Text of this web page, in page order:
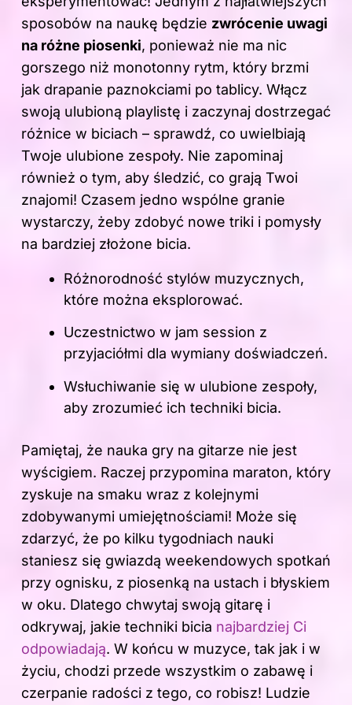
sposobów na naukę będzie zwrócenie uwagi
na różne piosenki, ponieważ nie ma nic
gorszego niż monotonny rytm, który brzmi
jak drapanie paznokciami po tablicy. Włącz
swoją ulubioną playlistę i zaczynaj dostrzegać
różnice w biciach – sprawdź, co uwielbiają
Twoje ulubione zespoły. Nie zapominaj
również o tym, aby śledzić, co grają Twoi
znajomi! Czasem jedno wspólne granie
wystarczy, żeby zdobyć nowe triki i pomysły
na bardziej złożone bicia.
Różnorodność stylów muzycznych,
które można eksplorować.
Uczestnictwo w jam session z
przyjaciółmi dla wymiany doświadczeń.
Wsłuchiwanie się w ulubione zespoły,
aby zrozumieć ich techniki bicia.
Pamiętaj, że nauka gry na gitarze nie jest
wyścigiem. Raczej przypomina maraton, który
zyskuje na smaku wraz z kolejnymi
zdobywanymi umiejętnościami! Może się
zdarzyć, że po kilku tygodniach nauki
staniesz się gwiazdą weekendowych spotkań
przy ognisku, z piosenką na ustach i błyskiem
w oku. Dlatego chwytaj swoją gitarę i
odkrywaj, jakie techniki bicia najbardziej Ci
odpowiadają. W końcu w muzyce, tak jak i w
życiu, chodzi przede wszystkim o zabawę i
czerpanie radości z tego, co robisz! Ludzie